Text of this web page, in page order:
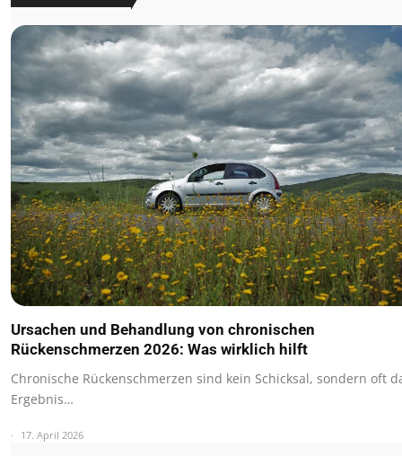
Ursachen und Behandlung von chronischen
Rückenschmerzen 2026: Was wirklich hilft
Chronische Rückenschmerzen sind kein Schicksal, sondern oft
Ergebnis…
17. April 2026